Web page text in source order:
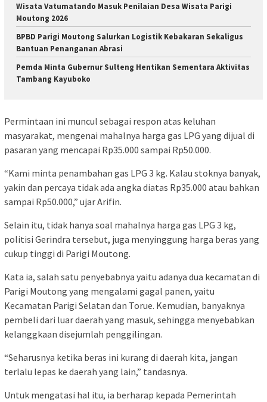
Wisata Vatumatando Masuk Penilaian Desa Wisata Parigi
Moutong 2026
BPBD Parigi Moutong Salurkan Logistik Kebakaran Sekaligus
Bantuan Penanganan Abrasi
Pemda Minta Gubernur Sulteng Hentikan Sementara Aktivitas
Tambang Kayuboko
Permintaan ini muncul sebagai respon atas keluhan
masyarakat, mengenai mahalnya harga gas LPG yang dijual di
pasaran yang mencapai Rp35.000 sampai Rp50.000.
“Kami minta penambahan gas LPG 3 kg. Kalau stoknya banyak,
yakin dan percaya tidak ada angka diatas Rp35.000 atau bahkan
sampai Rp50.000,” ujar Arifin.
Selain itu, tidak hanya soal mahalnya harga gas LPG 3 kg,
politisi Gerindra tersebut, juga menyinggung harga beras yang
cukup tinggi di Parigi Moutong.
Kata ia, salah satu penyebabnya yaitu adanya dua kecamatan di
Parigi Moutong yang mengalami gagal panen, yaitu
Kecamatan Parigi Selatan dan Torue. Kemudian, banyaknya
pembeli dari luar daerah yang masuk, sehingga menyebabkan
kelanggkaan disejumlah penggilingan.
“Seharusnya ketika beras ini kurang di daerah kita, jangan
terlalu lepas ke daerah yang lain,” tandasnya.
Untuk mengatasi hal itu, ia berharap kepada Pemerintah